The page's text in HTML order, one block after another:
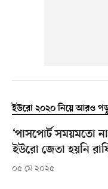
ইউরো ২০২০ নিয়ে আরও
‘পাসপোর্ট সময়মতো
ইউরো জেতা হয়নি
০৫ মে ২০২৫